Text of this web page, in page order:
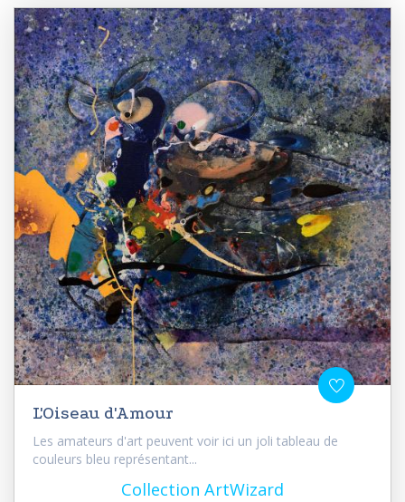
L'Oiseau d'Amour
Les amateurs d'art peuvent voir ici un joli tableau de
couleurs bleu représentant...
Collection ArtWizard